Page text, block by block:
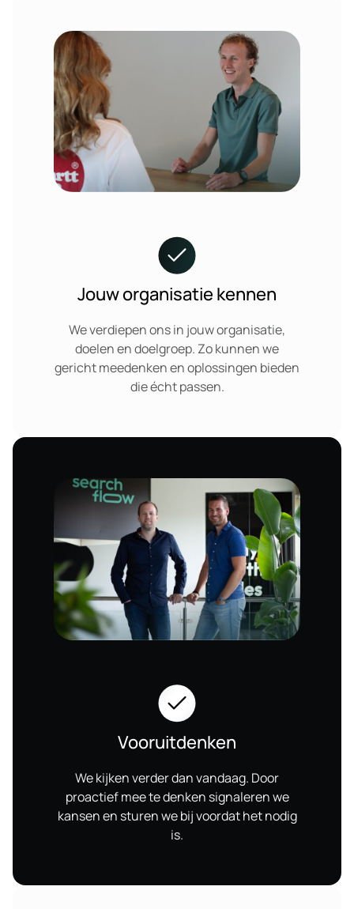
Jouw organisatie kennen
We verdiepen ons in jouw organisatie,
doelen en doelgroep. Zo kunnen we
gericht meedenken en oplossingen bieden
die écht passen.
Vooruitdenken
We kijken verder dan vandaag. Door
proactief mee te denken signaleren we
kansen en sturen we bij voordat het nodig
is.